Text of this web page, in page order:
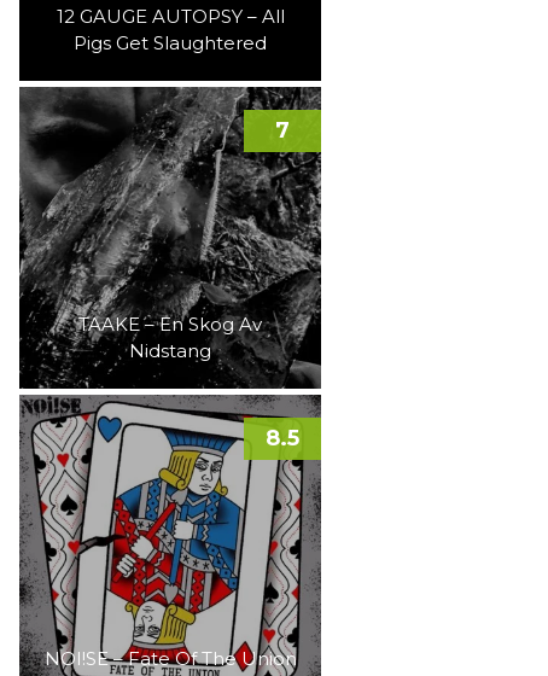
12 GAUGE AUTOPSY – All
Pigs Get Slaughtered
TAAKE – En Skog Av
Nidstang
7
NOI!SE – Fate Of The Union
8.5